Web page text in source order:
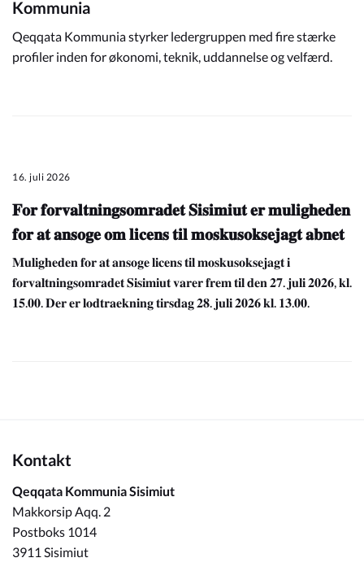
Kommunia
Qeqqata Kommunia styrker ledergruppen med fire stærke
profiler inden for økonomi, teknik, uddannelse og velfærd.
16. juli 2026
𝐅𝐨𝐫 𝐟𝐨𝐫𝐯𝐚𝐥𝐭𝐧𝐢𝐧𝐠𝐬𝐨𝐦𝐫𝐚𝐝𝐞𝐭 𝐒𝐢𝐬𝐢𝐦𝐢𝐮𝐭 𝐞𝐫 𝐦𝐮𝐥𝐢𝐠𝐡𝐞𝐝𝐞𝐧
𝐟𝐨𝐫 𝐚𝐭 𝐚𝐧𝐬𝐨𝐠𝐞 𝐨𝐦 𝐥𝐢𝐜𝐞𝐧𝐬 𝐭𝐢𝐥 𝐦𝐨𝐬𝐤𝐮𝐬𝐨𝐤𝐬𝐞𝐣𝐚𝐠𝐭 𝐚𝐛𝐧𝐞𝐭
𝐌𝐮𝐥𝐢𝐠𝐡𝐞𝐝𝐞𝐧 𝐟𝐨𝐫 𝐚𝐭 𝐚𝐧𝐬𝐨𝐠𝐞 𝐥𝐢𝐜𝐞𝐧𝐬 𝐭𝐢𝐥 𝐦𝐨𝐬𝐤𝐮𝐬𝐨𝐤𝐬𝐞𝐣𝐚𝐠𝐭 𝐢
𝐟𝐨𝐫𝐯𝐚𝐥𝐭𝐧𝐢𝐧𝐠𝐬𝐨𝐦𝐫𝐚𝐝𝐞𝐭 𝐒𝐢𝐬𝐢𝐦𝐢𝐮𝐭 𝐯𝐚𝐫𝐞𝐫 𝐟𝐫𝐞𝐦 𝐭𝐢𝐥 𝐝𝐞𝐧 𝟐𝟕. 𝐣𝐮𝐥𝐢 𝟐𝟎𝟐𝟔, 𝐤𝐥.
𝟏𝟓.𝟎𝟎. 𝐃𝐞𝐫 𝐞𝐫 𝐥𝐨𝐝𝐭𝐫𝐚𝐞𝐤𝐧𝐢𝐧𝐠 𝐭𝐢𝐫𝐬𝐝𝐚𝐠 𝟐𝟖. 𝐣𝐮𝐥𝐢 𝟐𝟎𝟐𝟔 𝐤𝐥. 𝟏𝟑.𝟎𝟎.
Kontakt
Qeqqata Kommunia Sisimiut
Makkorsip Aqq. 2
Postboks 1014
3911 Sisimiut